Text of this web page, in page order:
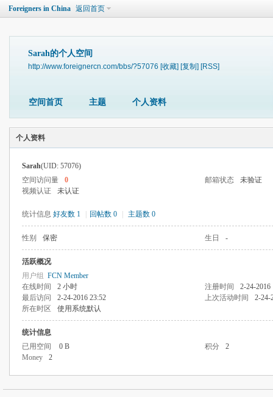
Foreigners in China 返回首页
Sarah的个人空间
http://www.foreignercn.com/bbs/?57076 [收藏] [复制] [RSS]
空间首页 主题 个人资料
个人资料
Sarah(UID: 57076)
空间访问量
0 邮箱状态
未验证
视频认证
未认证
统计信息 好友数 1 回帖数 0 主题数 0
性别 保密 生日 -
活跃概况
用户组 FCN Member
在线时间
2 小时 注册时间
2-24-2016
最后访问
2-24-2016 23:52 上次活动时间
2-24-
所在时区
使用系统默认
统计信息
已用空间
0 B 积分
2
Money
2